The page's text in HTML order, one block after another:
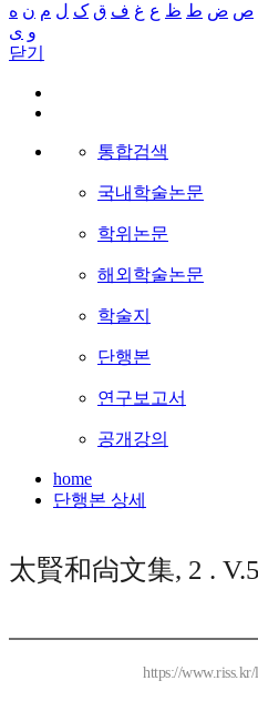
ص ض ط ظ ع غ ف ق ک ل م ن ه
و ی
닫기
통합검색
국내학술논문
학위논문
해외학술논문
학술지
단행본
연구보고서
공개강의
home
단행본 상세
太賢和尙文集, 2 . V.5
https://